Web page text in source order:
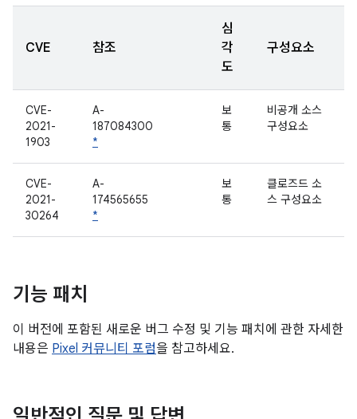
CVE 참조
심
각
도
구성요소
CVE-
2021-
1903
A-
187084300
*
보
통
비공개 소스
구성요소
CVE-
2021-
30264
A-
174565655
*
보
통
클로즈드 소
스 구성요소
기능 패치
이 버전에 포함된 새로운 버그 수정 및 기능 패치에 관한 자세한
내용은 Pixel 커뮤니티 포럼을 참고하세요.